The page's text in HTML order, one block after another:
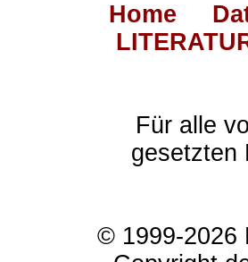
Home
Für alle
gesetzten
© 1999-2026